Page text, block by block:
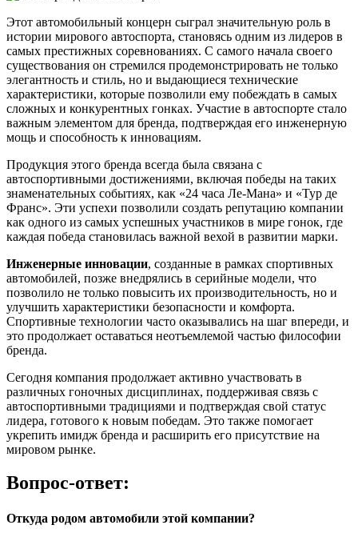
Этот автомобильный концерн сыграл значительную роль в
истории мирового автоспорта, становясь одним из лидеров в
самых престижных соревнованиях. С самого начала своего
существования он стремился продемонстрировать не только
элегантность и стиль, но и выдающиеся технические
характеристики, которые позволили ему побеждать в самых
сложных и конкурентных гонках. Участие в автоспорте стало
важным элементом для бренда, подтверждая его инженерную
мощь и способность к инновациям.
Продукция этого бренда всегда была связана с
автоспортивными достижениями, включая победы на таких
знаменательных событиях, как «24 часа Ле-Мана» и «Тур де
Франс». Эти успехи позволили создать репутацию компании
как одного из самых успешных участников в мире гонок, где
каждая победа становилась важной вехой в развитии марки.
Инженерные инновации, созданные в рамках спортивных
автомобилей, позже внедрялись в серийные модели, что
позволило не только повысить их производительность, но и
улучшить характеристики безопасности и комфорта.
Спортивные технологии часто оказывались на шаг впереди, и
это продолжает оставаться неотъемлемой частью философии
бренда.
Сегодня компания продолжает активно участвовать в
различных гоночных дисциплинах, поддерживая связь с
автоспортивными традициями и подтверждая свой статус
лидера, готового к новым победам. Это также помогает
укрепить имидж бренда и расширить его присутствие на
мировом рынке.
Вопрос-ответ:
Откуда родом автомобили этой компании?